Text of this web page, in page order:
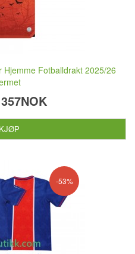
Hjemme Fotballdrakt 2025/26
357NOK
KJØP
-53%